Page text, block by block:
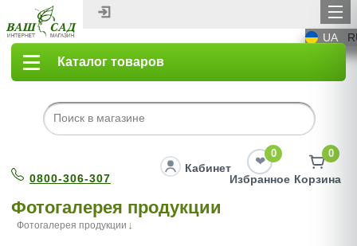
UA
Каталог товаров
0800-306-307
Кабинет
0
Избранное
0
Корзина
Фотогалерея продукции
Фотогалерея продукции